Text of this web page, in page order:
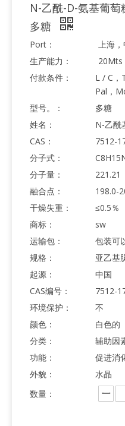
N-乙酰-D-氨基葡萄
多糖
Port：
上海，
生产能力：
20Mts
付款条件：
L / C，
Pal，
型号。：
多糖
姓名：
N-乙酰
CAS：
7512-
分子式：
分子量：
221.21
融合点：
198.0-
干燥失重：
≤0.5％
商标：
sw
运输包：
包装可
规格：
亚乙基
起源：
中国
CAS编号：
7512-
环境保护：
不
颜色：
白色的
分类：
辅助因
功能：
促进消
外貌：
水晶
数量：